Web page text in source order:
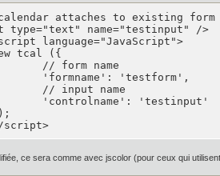
attaches to existing form
type="text" name="testinput" />
script>
ce sera comme avec jscolor (pour ceux qui